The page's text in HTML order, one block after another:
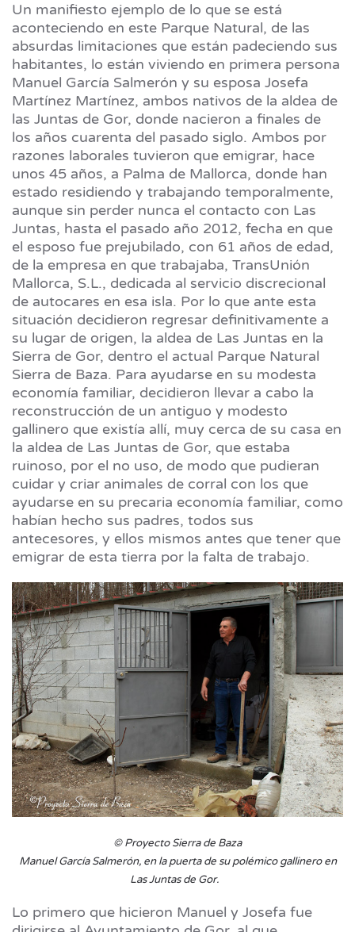
Un manifiesto ejemplo de lo que se está
aconteciendo en este Parque Natural, de las
absurdas limitaciones que están padeciendo sus
habitantes, lo están viviendo en primera persona
Manuel García Salmerón y su esposa Josefa
Martínez Martínez, ambos nativos de la aldea de
las Juntas de Gor, donde nacieron a finales de
los años cuarenta del pasado siglo. Ambos por
razones laborales tuvieron que emigrar, hace
unos 45 años, a Palma de Mallorca, donde han
estado residiendo y trabajando temporalmente,
aunque sin perder nunca el contacto con Las
Juntas, hasta el pasado año 2012, fecha en que
el esposo fue prejubilado, con 61 años de edad,
de la empresa en que trabajaba, TransUnión
Mallorca, S.L., dedicada al servicio discrecional
de autocares en esa isla. Por lo que ante esta
situación decidieron regresar definitivamente a
su lugar de origen, la aldea de Las Juntas en la
Sierra de Gor, dentro el actual Parque Natural
Sierra de Baza. Para ayudarse en su modesta
economía familiar, decidieron llevar a cabo la
reconstrucción de un antiguo y modesto
gallinero que existía allí, muy cerca de su casa en
la aldea de Las Juntas de Gor, que estaba
ruinoso, por el no uso, de modo que pudieran
cuidar y criar animales de corral con los que
ayudarse en su precaria economía familiar, como
habían hecho sus padres, todos sus
antecesores, y ellos mismos antes que tener que
emigrar de esta tierra por la falta de trabajo.
© Proyecto Sierra de Baza
Manuel García Salmerón, en la puerta de su polémico gallinero en
Las Juntas de Gor.
Lo primero que hicieron Manuel y Josefa fue